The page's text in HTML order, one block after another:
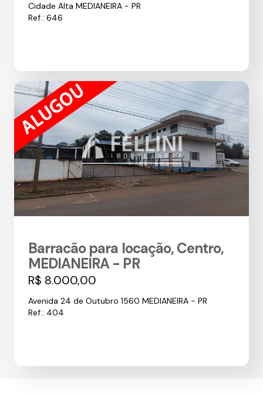
Cidade Alta MEDIANEIRA - PR
Ref.: 646
Barracão para locação, Centro,
MEDIANEIRA - PR
R$ 8.000,00
Avenida 24 de Outubro 1560 MEDIANEIRA - PR
Ref.: 404